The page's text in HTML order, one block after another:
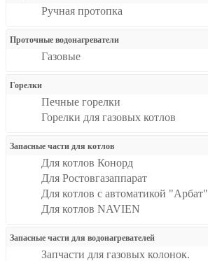
Ручная протопка
Проточные водонагреватели
Газовые
Горелки
Печные горелки
Горелки для газовых котлов
Запасные части для котлов
Для котлов Конорд
Для Ростовгазаппарат
Для котлов с автоматикой "Арбат"
Для котлов NAVIEN
Запасные части для водонагревателей
Запчасти для газовых колонок.